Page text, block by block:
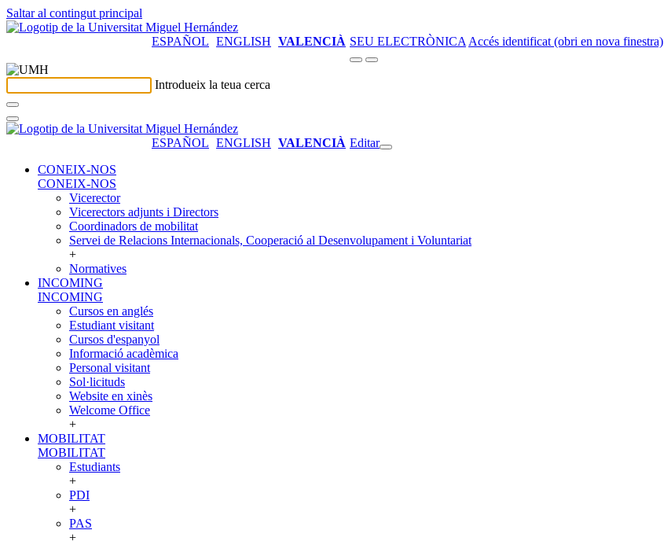
Saltar al contingut principal
ESPAÑOL ENGLISH VALENCIÀ SEU ELECTRÒNICA Accés identificat (obri en nova finestra)
Introdueix la teua cerca
ESPAÑOL ENGLISH VALENCIÀ Editar
CONEIX-NOS
CONEIX-NOS
Vicerector
Vicerectors adjunts i Directors
Coordinadors de mobilitat
Servei de Relacions Internacionals, Cooperació al Desenvolupament i Voluntariat
+
Normatives
INCOMING
INCOMING
Cursos en anglés
Estudiant visitant
Cursos d'espanyol
Informació acadèmica
Personal visitant
Sol·licituds
Website en xinès
Welcome Office
+
MOBILITAT
MOBILITAT
Estudiants
+
PDI
+
PAS
+